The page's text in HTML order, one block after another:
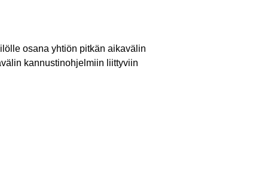
osana yhtiön pitkän aikavälin
kannustinohjelmiin liittyviin